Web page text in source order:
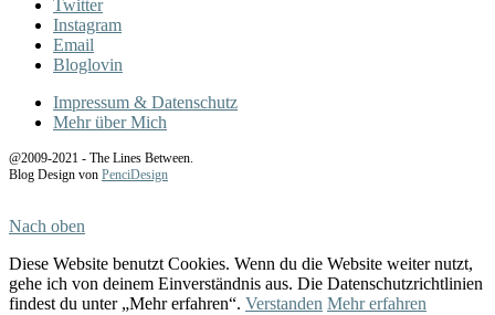
Twitter
Instagram
Email
Bloglovin
Impressum & Datenschutz
Mehr über Mich
@2009-2021 - The Lines Between.
Blog Design von PenciDesign
Nach oben
Diese Website benutzt Cookies. Wenn du die Website weiter nutzt,
gehe ich von deinem Einverständnis aus. Die Datenschutzrichtlinien
findest du unter „Mehr erfahren“. Verstanden Mehr erfahren